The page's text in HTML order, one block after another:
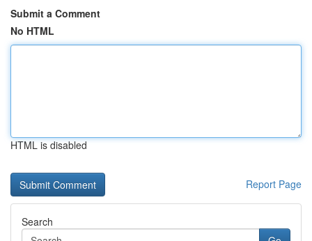
Submit a Comment
No HTML
HTML is disabled
Report Page
Search